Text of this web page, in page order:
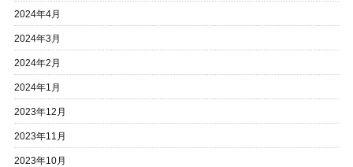
2024年4月
2024年3月
2024年2月
2024年1月
2023年12月
2023年11月
2023年10月